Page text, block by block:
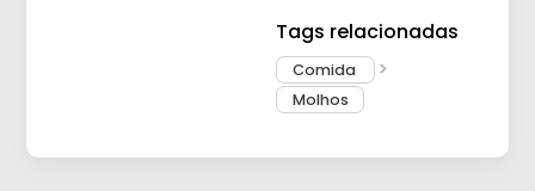
Tags relacionadas
Comida
Molhos